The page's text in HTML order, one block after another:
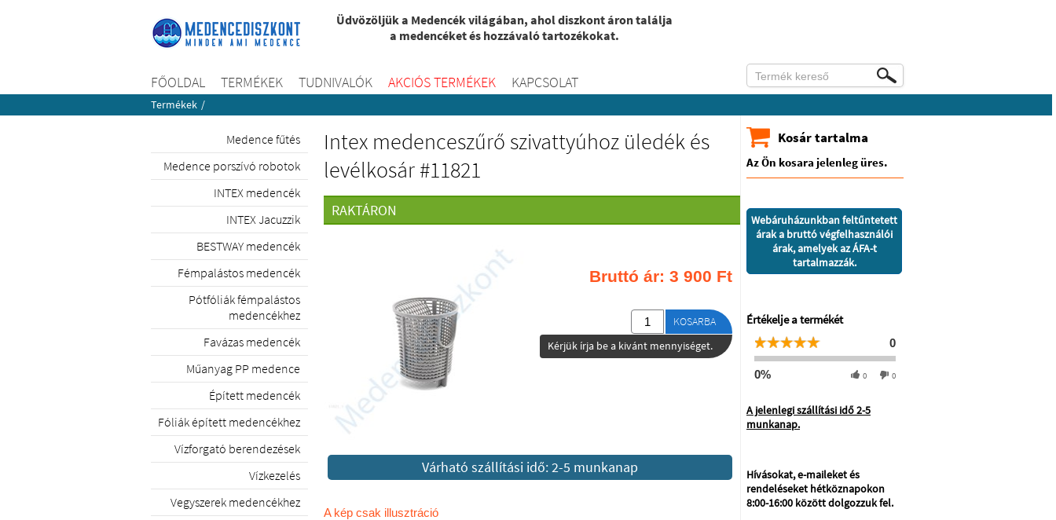
Üdvözöljük a Medencék világában, ahol diszkont áron találja
a medencéket és hozzávaló tartozékokat.
FŐOLDAL TERMÉKEK TUDNIVALÓK AKCIÓS TERMÉKEK KAPCSOLAT
Termékek /
Medence fűtés
Medence porszívó robotok
INTEX medencék
INTEX Jacuzzik
BESTWAY medencék
Fémpalástos medencék
Pótfóliák fémpalástos
medencékhez
Favázas medencék
Műanyag PP medence
Épített medencék
Fóliák épített medencékhez
Vízforgató berendezések
Vízkezelés
Vegyszerek medencékhez
Intex medenceszűrő szivattyúhoz üledék és
levélkosár #11821
RAKTÁRON
Bruttó ár: 3 900 Ft
KOSARBA
Kérjük írja be a kivánt mennyiséget.
Várható szállítási idő: 2-5 munkanap
A kép csak illusztráció
Kosár tartalma
Az Ön kosara jelenleg üres.
Webáruházunkban feltűntetett
árak a bruttó végfelhasználói
árak, amelyek az ÁFA-t
tartalmazzák.
Értékelje a termékét
0
0% 0 0
A jelenlegi szállítási idő 2-5
munkanap.
Hívásokat, e-maileket és
rendeléseket hétköznapokon
8:00-16:00 között dolgozzuk fel.